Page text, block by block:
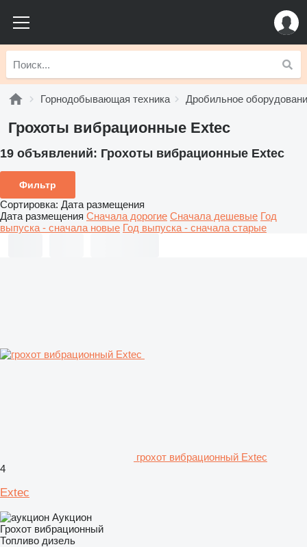
Горнодобывающая техника Дробильное
Грохоты вибрационные Extec
19 объявлений: Грохоты вибрационные Extec
Фильтр
Сортировка: Дата размещения
Дата размещения Сначала дорогие Сначала дешевые Год
выпуска - сначала новые Год выпуска - сначала старые
грохот вибрационный Extec
4
Extec
Аукцион
Грохот вибрационный
Топливо дизель